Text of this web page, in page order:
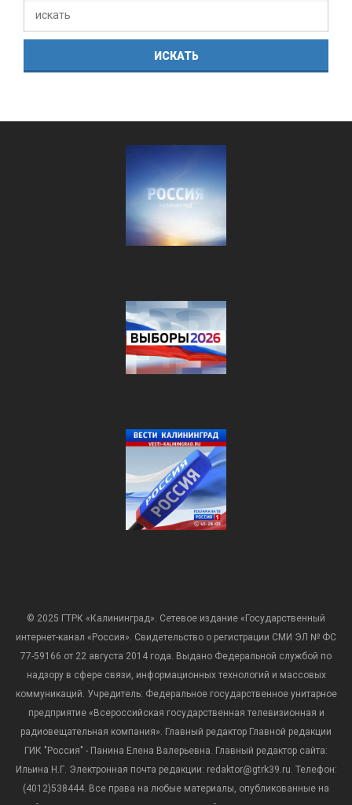
© 2025 ГТРК «Калининград». Сетевое издание «Государственный
интернет-канал «Россия». Свидетельство о регистрации СМИ ЭЛ № ФС
77-59166 от 22 августа 2014 года. Выдано Федеральной службой по
надзору в сфере связи, информационных технологий и массовых
коммуникаций. Учредитель: Федеральное государственное унитарное
предприятие «Всероссийская государственная телевизионная и
радиовещательная компания». Главный редактор Главной редакции
ГИК "Россия" - Панина Елена Валерьевна. Главный редактор сайта:
Ильина Н.Г. Электронная почта редакции: redaktor@gtrk39.ru. Телефон:
(4012)538444. Все права на любые материалы, опубликованные на